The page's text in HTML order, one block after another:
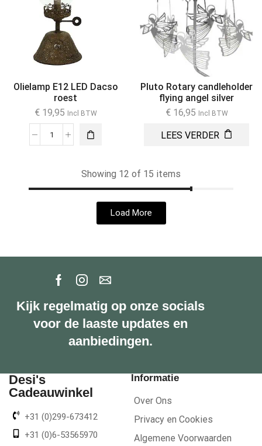
Olielamp E12 LED Dacso
roest
€19,95 Incl BTW
Pluto Rotary candleholder
flying angel silver
€16,95 Incl BTW
LEES VERDER
Showing 12 of 15 items
Load More
Kijk regelmatig op onze socials
voor de laaste updates en
aanbiedingen.
Desi's
Cadeauwinkel
+31 (0)299-673412
+31 (0)6-53565970
Informatie
Over Ons
Privacy en Cookies
Algemene Voorwaarden